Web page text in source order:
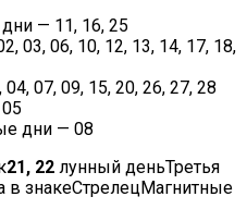
— 11, 16, 25
03, 06, 10, 12, 13, 14, 17, 18,
07, 09, 15, 20, 26, 27, 28
дни — 08
21, 22 лунный деньТретья
в знакеСтрелецМагнитные